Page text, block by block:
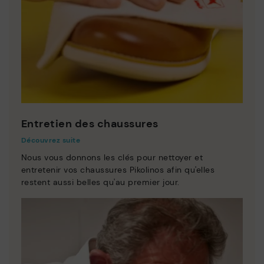
Entretien des chaussures
Découvrez suite
Nous vous donnons les clés pour nettoyer et
entretenir vos chaussures Pikolinos afin qu'elles
restent aussi belles qu'au premier jour.